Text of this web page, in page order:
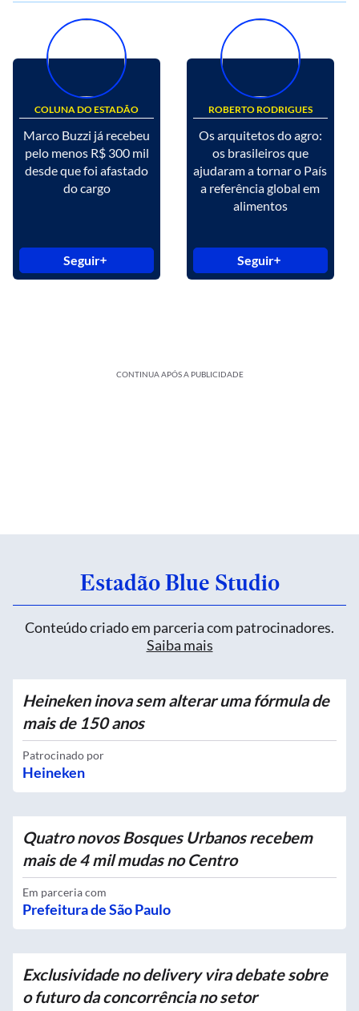
COLUNA DO ESTADÃO
Marco Buzzi já recebeu
pelo menos R$ 300 mil
desde que foi afastado
do cargo
Seguir
ROBERTO RODRIGUES
Os arquitetos do agro:
os brasileiros que
ajudaram a tornar o País
a referência global em
alimentos
Seguir
CONTINUA APÓS A PUBLICIDADE
Estadão Blue Studio
Conteúdo criado em parceria com patrocinadores.
Saiba mais
Heineken inova sem alterar uma fórmula de
mais de 150 anos
Patrocinado por
Heineken
Quatro novos Bosques Urbanos recebem
mais de 4 mil mudas no Centro
Em parceria com
Prefeitura de São Paulo
Exclusividade no delivery vira debate sobre
o futuro da concorrência no setor